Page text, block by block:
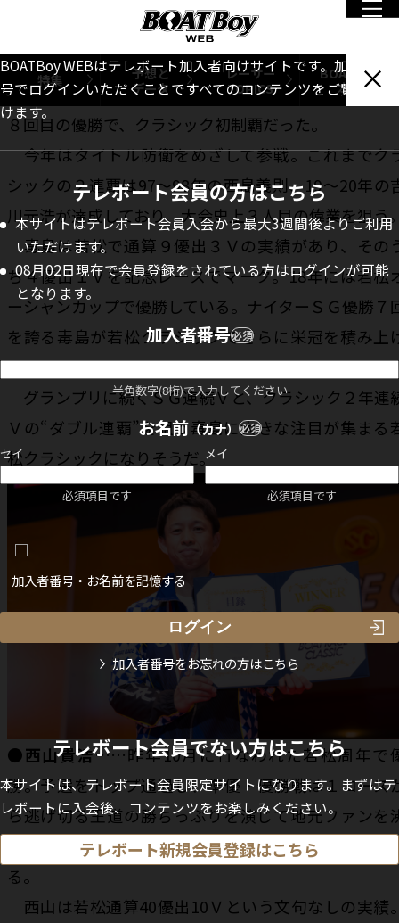
特集
予想と
データ
レーサー
TOPICS
BOATBoy
本誌
BOATBoy WEBはテレボート加入者向けサイトです。加入者番
号でログインいただくことですべてのコンテンツをご覧いただ
けます。
テレボート会員の方はこちら
本サイトはテレボート会員入会から最大3週間後よりご利用
いただけます。
08月02日現在で会員登録をされている方はログインが可能
となります。
加入者番号必須
半角数字(8桁)で入力してください
お名前（カナ）必須
セイ
必須項目です
メイ
必須項目です
加入者番号・お名前を記憶する
加入者番号をお忘れの方はこちら
テレボート会員でない方はこちら
本サイトは、テレボート会員限定サイトになります。まずはテ
レボートに入会後、コンテンツをお楽しみください。
テレボート新規会員登録はこちら
げ切って優出切符を手にすると、優勝戦では風速10
の追い風が吹き荒れるなか２コースから差しハンド
一閃。毒島にとっては約３年４カ月ぶりとなるＳＧ通
８回目の優勝で、クラシック初制覇だった。
今年はタイトル防衛をめざして参戦。これまでク
シックの２連覇は97～98年の西島義則、19～20年の
川元浩が達成しており、大会史上３人目の偉業を狙う
毒島は若松で通算９優出３Ｖの実績があり、その
ち４優出１Ｖを記念レースでマーク。18年には若松
ーシャンカップで優勝している。ナイターＳＧ優勝７
を誇る毒島が若松クラシックでさらに栄冠を積み上
るのか。
グランプリに続くＳＧ連続Ｖと、クラシック２年連
Ｖの“ダブル連覇”を狙う毒島に大きな注目が集まる
松クラシックになりそうだ。
●西山貴浩……昨年10月に行なわれた若松周年で
勝。予選をトップ通過し、準優・優勝戦は１コース
ら逃げ切る王道の勝ちっぷりを演じて地元ファンを
かせた。若松クラシックでは当地記念連続Ｖがか
る。
西山は若松通算40優出10Ｖという文句なしの実績